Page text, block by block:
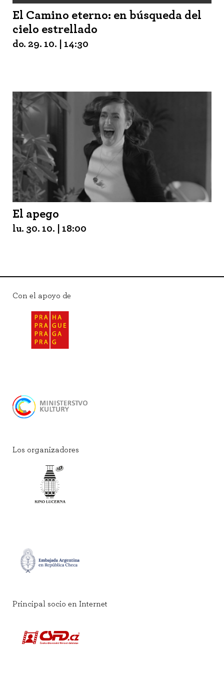
El Camino eterno: en búsqueda del
cielo estrellado
do. 29. 10. | 14:30
El apego
lu. 30. 10. | 18:00
Con el apoyo de
Los organizadores
Principal socio en Internet